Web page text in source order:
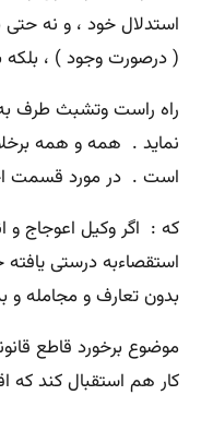
استدلال خود ، و نه
( درصورت وجود ) ،
راه راست وتشبث طرف
نماید . همه و همه
است . در مورد قسمت
که : اگر وکیل اعوجاج و
استقصاءبه درستی
بدون تعارف و مجامله و
موضوع برخورد قاطع
کار هم استقبال کند